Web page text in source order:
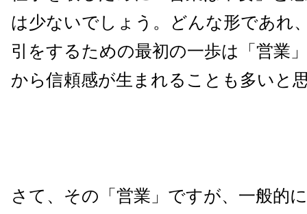
は少ないでしょう。どんな形であれ
引をするための最初の一歩は「営業
から信頼感が生まれることも多いと
さて、その「営業」ですが、一般的